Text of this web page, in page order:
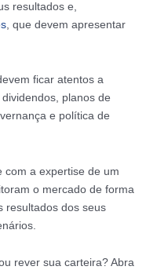
resultados e,
, que devem apresentar
ficar atentos a
planos de
e política de
com a expertise de um
o mercado de forma
resultados dos seus
rever sua carteira? Abra